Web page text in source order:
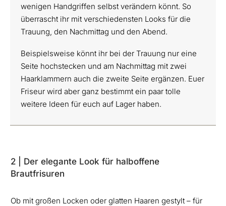
wenigen Handgriffen selbst verändern könnt. So
überrascht ihr mit verschiedensten Looks für die
Trauung, den Nachmittag und den Abend.
Beispielsweise könnt ihr bei der Trauung nur eine
Seite hochstecken und am Nachmittag mit zwei
Haarklammern auch die zweite Seite ergänzen. Euer
Friseur wird aber ganz bestimmt ein paar tolle
weitere Ideen für euch auf Lager haben.
2 | Der elegante Look für halboffene
Brautfrisuren
Ob mit großen Locken oder glatten Haaren gestylt – für